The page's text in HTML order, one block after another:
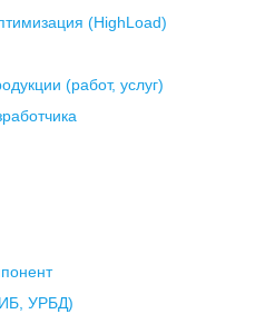
(HighLoad)
(работ, услуг)
УРБД)